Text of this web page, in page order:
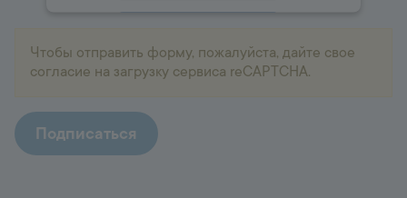
powered byUsercentrics Consent
Management Platform
Чтобы отправить форму, пожалуйста, дайте свое
согласие на загрузку сервиса reCAPTCHA.
Подписаться